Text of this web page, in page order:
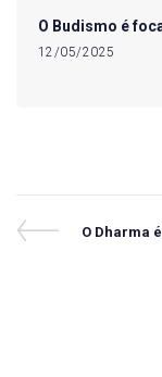
O Budismo é
12/05/2025
Navegação
Previous
O Dharma